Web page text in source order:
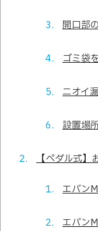
開口部
ゴミ袋
ニオイ
設置場
【ペダル式】
エバン
エバン